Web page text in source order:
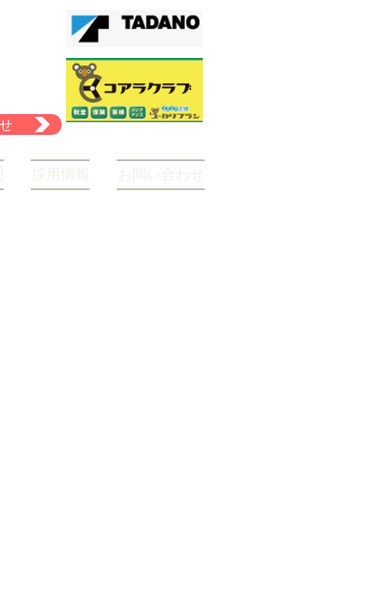
採用情報 お問い合わせ